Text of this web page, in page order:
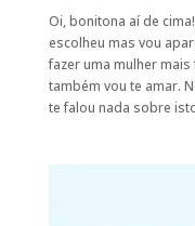
Oi, bonitona aí de
escolheu mas vou
fazer uma mulher mais
também vou te amar.
te falou nada sobre